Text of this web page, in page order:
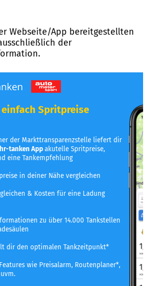
Webseite/App bereitgestellten
der
Spritpreise
der Markttransparenzstelle liefert dir
tanken Appakutelle Spritpreise,
eine Tankempfehlung
in deiner Nähe vergleichen
& Kosten für eine Ladung
zu über 14.000 Tankstellen
dir den optimalen Tankzeitpunkt*
wie Preisalarm, Routenplaner*,